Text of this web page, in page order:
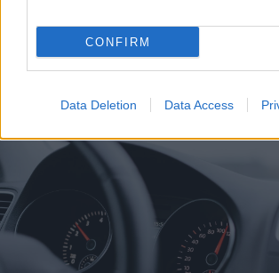
CONFIRM
Data Deletion Data Access
Η Ενωση Τέμενης στο Ο.ΠΑ.ΚΕ. ΟΤΕ